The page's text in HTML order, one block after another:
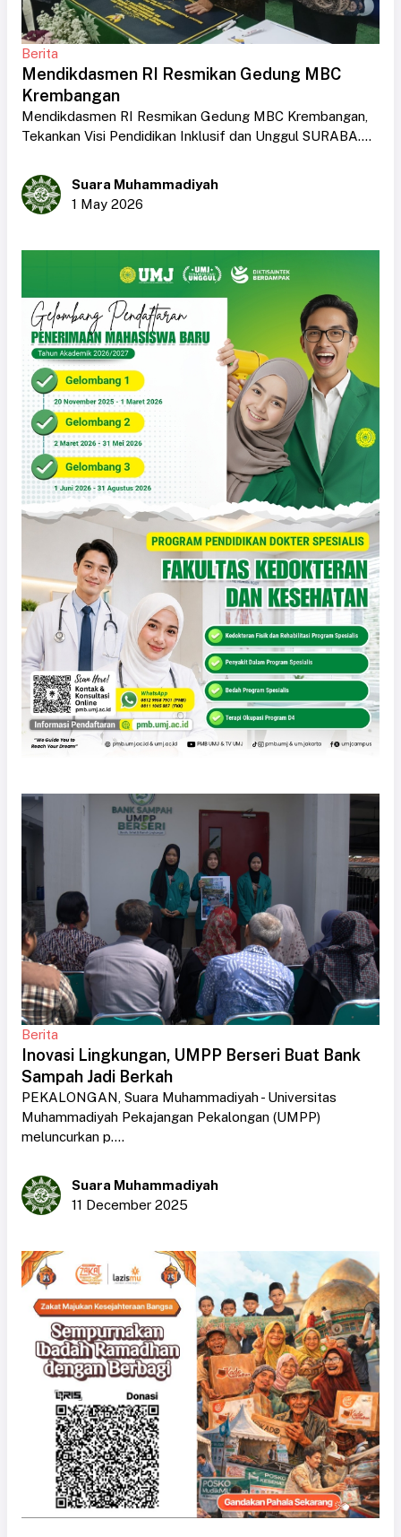
Berita
Mendikdasmen RI Resmikan Gedung MBC
Krembangan
Mendikdasmen RI Resmikan Gedung MBC Krembangan,
Tekankan Visi Pendidikan Inklusif dan Unggul SURABA....
Suara Muhammadiyah
1 May 2026
Berita
Inovasi Lingkungan, UMPP Berseri Buat Bank
Sampah Jadi Berkah
PEKALONGAN, Suara Muhammadiyah - Universitas
Muhammadiyah Pekajangan Pekalongan (UMPP)
meluncurkan p....
Suara Muhammadiyah
11 December 2025